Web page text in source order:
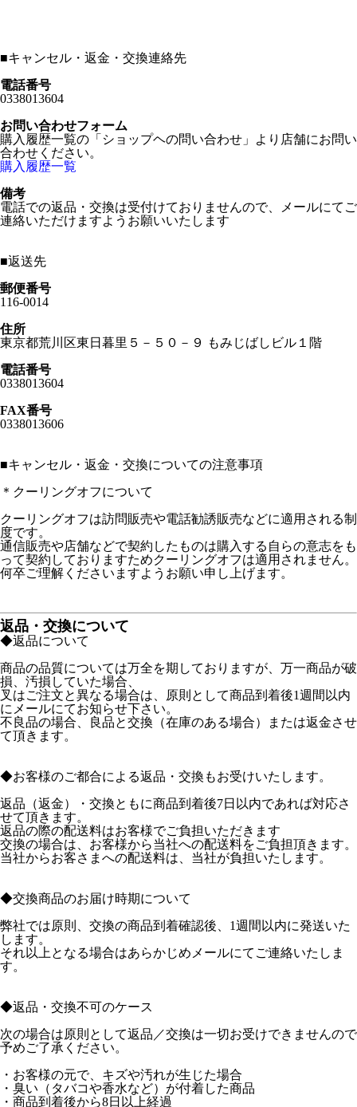
■キャンセル・返金・交換連絡先
電話番号
0338013604
お問い合わせフォーム
購入履歴一覧の「ショップヘの問い合わせ」より店舗にお問い
合わせください。
購入履歴一覧
備考
電話での返品・交換は受付けておりませんので、メールにてご
連絡いただけますようお願いいたします
■返送先
郵便番号
116-0014
住所
東京都荒川区東日暮里５－５０－９ もみじばしビル１階
電話番号
0338013604
FAX番号
0338013606
■キャンセル・返金・交換についての注意事項
＊クーリングオフについて
クーリングオフは訪問販売や電話勧誘販売などに適用される制
度です。
通信販売や店舗などで契約したものは購入する自らの意志をも
って契約しておりますためクーリングオフは適用されません。
何卒ご理解くださいますようお願い申し上げます。
返品・交換について
◆返品について
商品の品質については万全を期しておりますが、万一商品が破
損、汚損していた場合、
叉はご注文と異なる場合は、原則として商品到着後1週間以内
にメールにてお知らせ下さい。
不良品の場合、良品と交換（在庫のある場合）または返金させ
て頂きます。
◆お客様のご都合による返品・交換もお受けいたします。
返品（返金）・交換ともに商品到着後7日以内であれば対応さ
せて頂きます。
返品の際の配送料はお客様でご負担いただきます
交換の場合は、お客様から当社への配送料をご負担頂きます。
当社からお客さまへの配送料は、当社が負担いたします。
◆交換商品のお届け時期について
弊社では原則、交換の商品到着確認後、1週間以内に発送いた
します。
それ以上となる場合はあらかじめメールにてご連絡いたしま
す。
◆返品・交換不可のケース
次の場合は原則として返品／交換は一切お受けできませんので
予めご了承ください。
・お客様の元で、キズや汚れが生じた場合
・臭い（タバコや香水など）が付着した商品
・商品到着後から8日以上経過